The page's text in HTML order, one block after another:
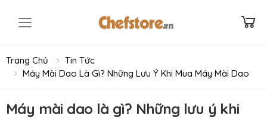
Toggle mobile menu
Trang Chủ
Tin Tức
Máy Mài Dao Là Gì? Những Lưu Ý Khi Mua Máy Mài Dao
Máy mài dao là gì? Những lưu ý khi